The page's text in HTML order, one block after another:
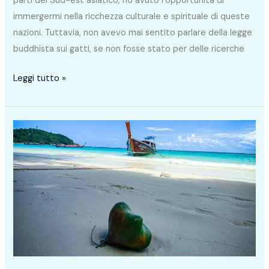
immergermi nella ricchezza culturale e spirituale di queste
nazioni. Tuttavia, non avevo mai sentito parlare della legge
buddhista sui gatti, se non fosse stato per delle ricerche
Leggi tutto »
Quando
andare
a
Ko
Lipe:
perfetto